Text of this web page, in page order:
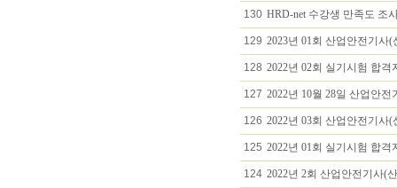
130 HRD-net 수강생 만족도 조
129 2023년 01회 산업안전기사
128 2022년 02회 실기시험 합
127 2022년 10월 28일 산업안
126 2022년 03회 산업안전기사
125 2022년 01회 실기시험 합
124 2022년 2회 산업안전기사(